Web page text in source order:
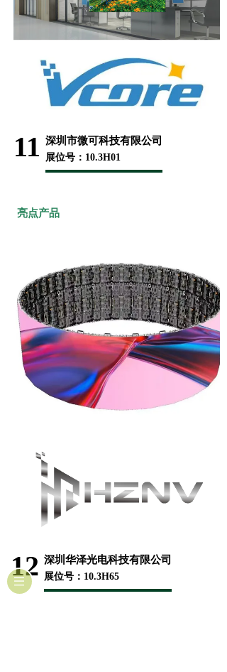
11 深圳市微可科技有限公司
展位号：10.3H01
亮点产品
12 深圳华泽光电科技有限公司
展位号：10.3H65